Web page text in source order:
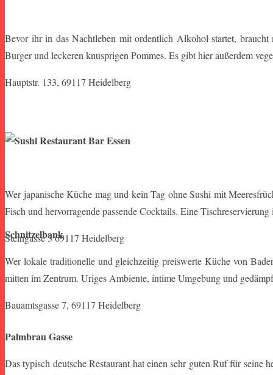
Bevor ihr in das Nachtleben mit ordentlich Alkohol startet,
Burger und leckeren knusprigen Pommes. Es gibt hier außerdem
Hauptstr. 133, 69117 Heidelberg
Wer japanische Küche mag und kein Tag ohne Sushi mit
Fisch und hervorragende passende Cocktails. Eine
Steingasse 3 69117 Heidelberg
Schnitzelbank
Wer lokale traditionelle und gleichzeitig preiswerte Küche von
mitten im Zentrum. Uriges Ambiente, intime Umgebung und
Bauamtsgasse 7, 69117 Heidelberg
Palmbrau Gasse
Das typisch deutsche Restaurant hat einen sehr guten Ruf für seine